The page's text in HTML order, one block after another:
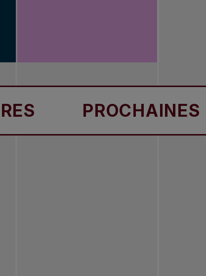
PROCHAINES